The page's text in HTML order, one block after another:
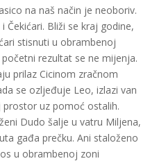
na naš način je neoboriv.
Bliži se kraj godine,
stisnuti u obrambenoj
rezultat se ne mijenja.
prilaz Cicinom zračnom
se ozljeđuje Leo, izlazi van
uz pomoć ostalih.
Dudo šalje u vatru Miljena,
gađa prečku. Ani staloženo
u obrambenoj zoni